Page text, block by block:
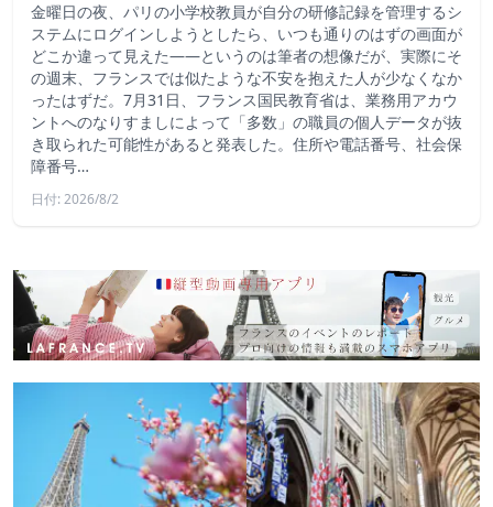
金曜日の夜、パリの小学校教員が自分の研修記録を管理するシ
ステムにログインしようとしたら、いつも通りのはずの画面が
どこか違って見えた——というのは筆者の想像だが、実際にそ
の週末、フランスでは似たような不安を抱えた人が少なくなか
ったはずだ。7月31日、フランス国民教育省は、業務用アカウ
ントへのなりすましによって「多数」の職員の個人データが抜
き取られた可能性があると発表した。住所や電話番号、社会保
障番号…
日付: 2026/8/2